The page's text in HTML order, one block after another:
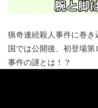
猟奇連続殺人事件に巻
国では公開後、初登場第
事件の謎とは！？